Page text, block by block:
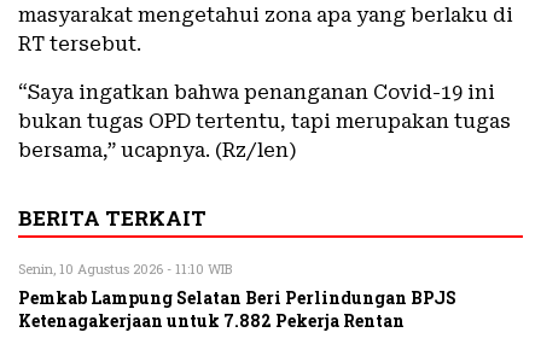
masyarakat mengetahui zona apa yang berlaku di
RT tersebut.
“Saya ingatkan bahwa penanganan Covid-19 ini
bukan tugas OPD tertentu, tapi merupakan tugas
bersama,” ucapnya. (Rz/len)
BERITA TERKAIT
Senin, 10 Agustus 2026 - 11:10 WIB
Pemkab Lampung Selatan Beri Perlindungan BPJS
Ketenagakerjaan untuk 7.882 Pekerja Rentan